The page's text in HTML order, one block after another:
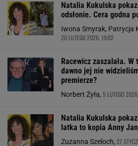
Natalia Kukulska
odsłonie. Cera godna
Iwona Smyrak, Patrycja
20 LUTEGO 2026, 19:02
Racewicz zaszalała.
dawno jej nie
premierze?
Norbert Żyła, 5 LUTEGO
Natalia Kukulska
latka to kopia Anny
Zuzanna Szeloch, 27